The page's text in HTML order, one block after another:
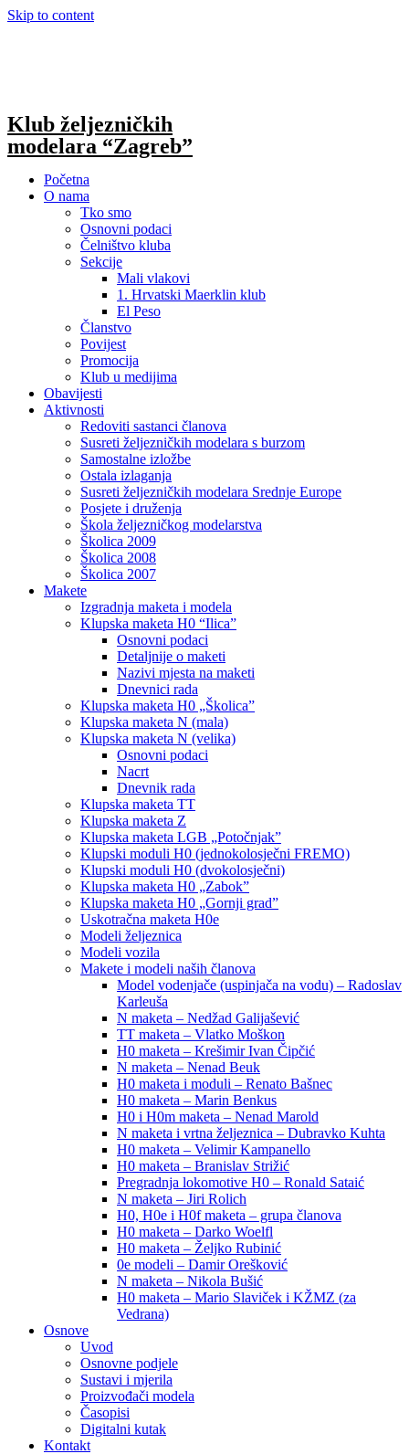
Skip to content
Klub željezničkih
modelara “Zagreb”
Početna
O nama
Tko smo
Osnovni podaci
Čelništvo kluba
Sekcije
Mali vlakovi
1. Hrvatski Maerklin klub
El Peso
Članstvo
Povijest
Promocija
Klub u medijima
Obavijesti
Aktivnosti
Redoviti sastanci članova
Susreti željezničkih modelara s burzom
Samostalne izložbe
Ostala izlaganja
Susreti željezničkih modelara Srednje Europe
Posjete i druženja
Škola željezničkog modelarstva
Školica 2009
Školica 2008
Školica 2007
Makete
Izgradnja maketa i modela
Klupska maketa H0 “Ilica”
Osnovni podaci
Detaljnije o maketi
Nazivi mjesta na maketi
Dnevnici rada
Klupska maketa H0 „Školica”
Klupska maketa N (mala)
Klupska maketa N (velika)
Osnovni podaci
Nacrt
Dnevnik rada
Klupska maketa TT
Klupska maketa Z
Klupska maketa LGB „Potočnjak”
Klupski moduli H0 (jednokolosječni FREMO)
Klupski moduli H0 (dvokolosječni)
Klupska maketa H0 „Zabok”
Klupska maketa H0 „Gornji grad”
Uskotračna maketa H0e
Modeli željeznica
Modeli vozila
Makete i modeli naših članova
Model vodenjače (uspinjača na vodu) – Radoslav
Karleuša
N maketa – Nedžad Galijašević
TT maketa – Vlatko Moškon
H0 maketa – Krešimir Ivan Čipčić
N maketa – Nenad Beuk
H0 maketa i moduli – Renato Bašnec
H0 maketa – Marin Benkus
H0 i H0m maketa – Nenad Marold
N maketa i vrtna željeznica – Dubravko Kuhta
H0 maketa – Velimir Kampanello
H0 maketa – Branislav Strižić
Pregradnja lokomotive H0 – Ronald Sataić
N maketa – Jiri Rolich
H0, H0e i H0f maketa – grupa članova
H0 maketa – Darko Woelfl
H0 maketa – Željko Rubinić
0e modeli – Damir Orešković
N maketa – Nikola Bušić
H0 maketa – Mario Slaviček i KŽMZ (za
Vedrana)
Osnove
Uvod
Osnovne podjele
Sustavi i mjerila
Proizvođači modela
Časopisi
Digitalni kutak
Kontakt